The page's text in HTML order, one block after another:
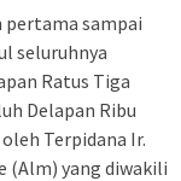
pertama sampai
seluruhnya
Ratus Tiga
Delapan Ribu
Terpidana Ir.
(Alm) yang diwakili